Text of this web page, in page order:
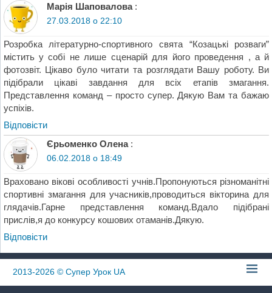
Марія Шаповалова :
27.03.2018 о 22:10
Розробка літературно-спортивного свята “Козацькі розваги”
містить у собі не лише сценарій для його проведення , а й
фотозвіт. Цікаво було читати та розглядати Вашу роботу. Ви
підібрали цікаві завдання для всіх етапів змагання.
Представлення команд – просто супер. Дякую Вам та бажаю
успіхів.
Відповіcти
Єрьоменко Олена :
06.02.2018 о 18:49
Враховано вікові особливості учнів.Пропонуються різноманітні
спортивні змагання для учасників,проводиться вікторина для
глядачів.Гарне представлення команд.Вдало підібрані
прислів,я до конкурсу кошових отаманів.Дякую.
Відповіcти
2013-2026 © Супер Урок UA